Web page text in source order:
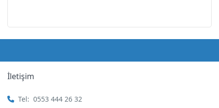
İletişim
Tel: 0553 444 26 32